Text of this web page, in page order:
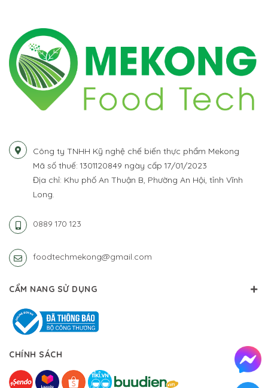
Công ty TNHH Kỹ nghệ chế biến thực phẩm Mekong
Mã số thuế: 1301120849 ngày cấp 17/01/2023
Địa chỉ: Khu phố An Thuận B, Phường An Hội, tỉnh Vĩnh
Long.
0889 170 123
foodtechmekong@gmail.com
CẨM NANG SỬ DỤNG
CHÍNH SÁCH